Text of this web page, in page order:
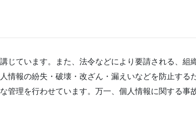
ています。また、法令などにより要請される、組
報の紛失・破壊・改ざん・漏えいなどを防止する
管理を行わせています。万一、個人情報に関する事